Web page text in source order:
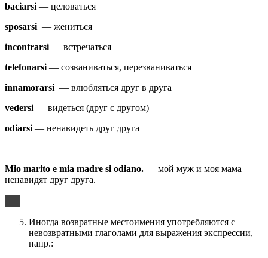
baciarsi — целоваться
sposarsi — жениться
incontrarsi — встречаться
telefonarsi — созваниваться, перезваниваться
innamorarsi — влюбляться друг в друга
vedersi — видеться (друг с другом)
odiarsi — ненавидеть друг друга
Mio marito e mia madre si odiano. — мой муж и моя мама
ненавидят друг друга.
Иногда возвратные местоимения употребляются с
невозвратными глаголами для выражения экспрессии,
напр.: